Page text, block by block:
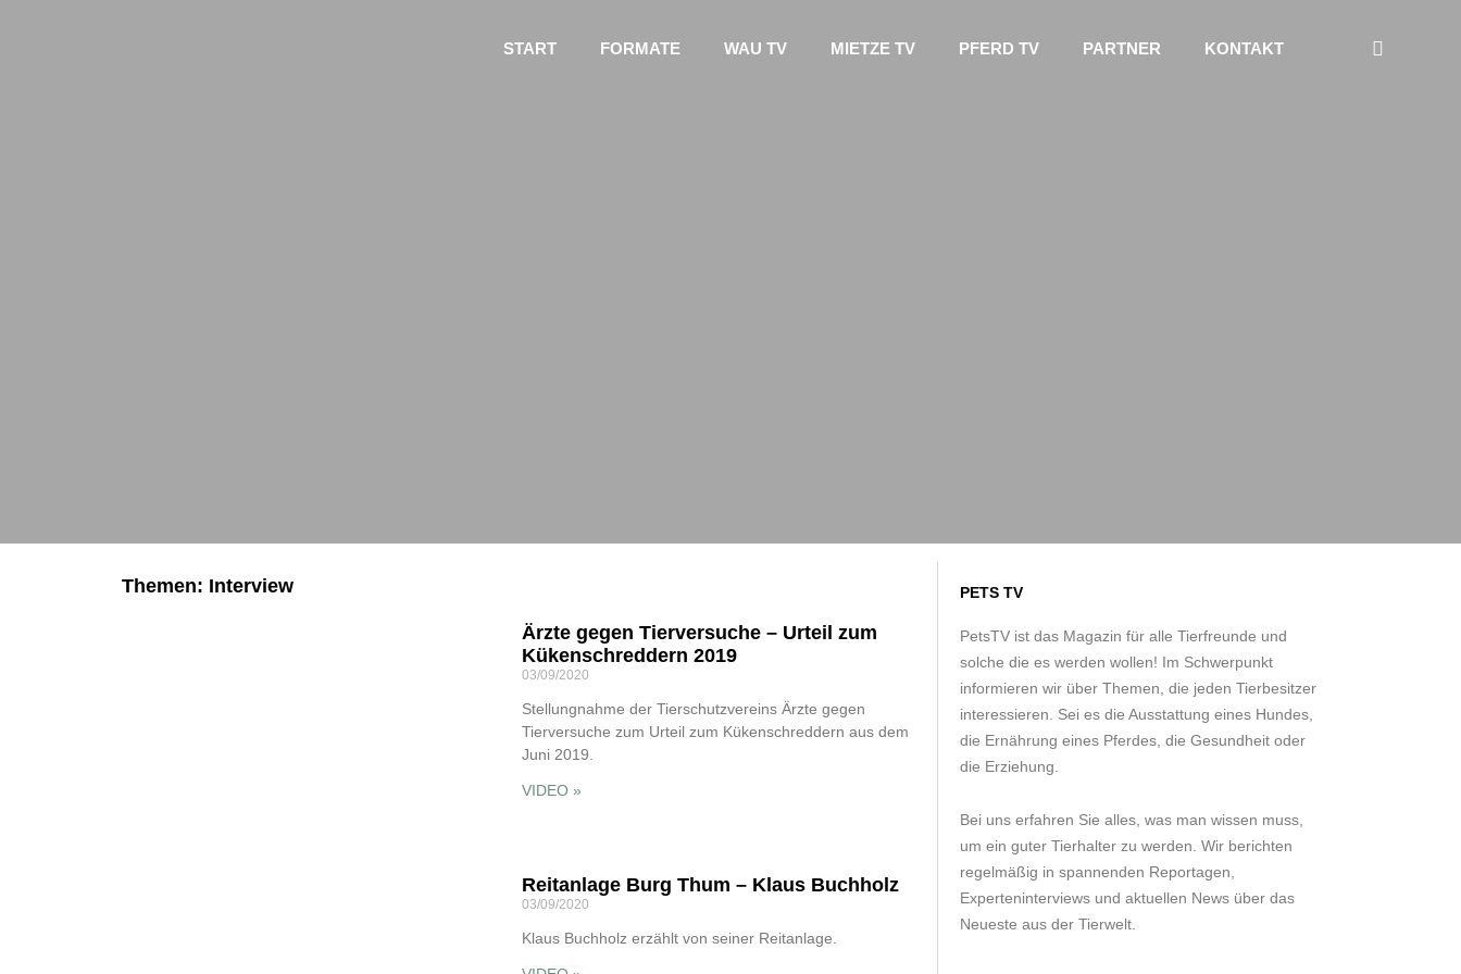
START FORMATE WAU TV MIETZE TV PFERD TV PARTNER KONTAKT
Themen: Interview
Ärzte gegen Tierversuche – Urteil zum
Kükenschreddern 2019
03/09/2020
Stellungnahme der Tierschutzvereins Ärzte gegen
Tierversuche zum Urteil zum Kükenschreddern aus dem
Juni 2019.
VIDEO »
Reitanlage Burg Thum – Klaus Buchholz
03/09/2020
Klaus Buchholz erzählt von seiner Reitanlage.
PETS TV
PetsTV ist das Magazin für alle Tierfreunde und
solche die es werden wollen! Im Schwerpunkt
informieren wir über Themen, die jeden Tierbesitzer
interessieren. Sei es die Ausstattung eines Hundes,
die Ernährung eines Pferdes, die Gesundheit oder
die Erziehung.
Bei uns erfahren Sie alles, was man wissen muss,
um ein guter Tierhalter zu werden. Wir berichten
regelmäßig in spannenden Reportagen,
Experteninterviews und aktuellen News über das
Neueste aus der Tierwelt.